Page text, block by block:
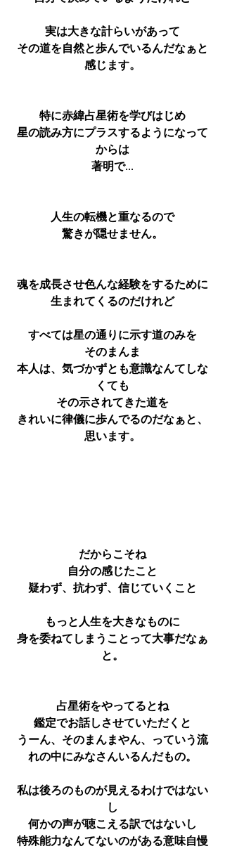
実は大きな計らいがあって
その道を自然と歩んでいるんだなぁと
感じます。
特に赤緯占星術を学びはじめ
星の読み方にプラスするようになって
からは
著明で...
人生の転機と重なるので
驚きが隠せません。
魂を成長させ色んな経験をするために
生まれてくるのだけれど
すべては星の通りに示す道のみを
そのまんま
本人は、気づかずとも意識なんてしな
くても
その示されてきた道を
きれいに律儀に歩んでるのだなぁと、
思います。
だからこそね
自分の感じたこと
疑わず、抗わず、信じていくこと
もっと人生を大きなものに
身を委ねてしまうことって大事だなぁ
と。
占星術をやってるとね
鑑定でお話しさせていただくと
うーん、そのまんまやん、っていう流
れの中にみなさんいるんだもの。
私は後ろのものが見えるわけではない
し
何かの声が聴こえる訳ではないし
特殊能力なんてないのがある意味自慢